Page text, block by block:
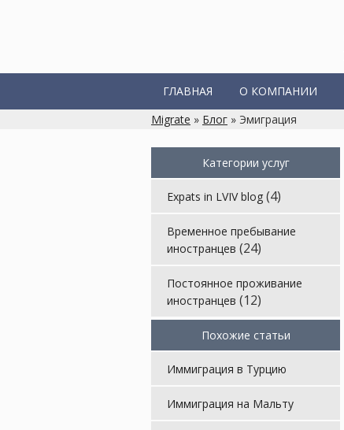
ГЛАВНАЯ О КОМПАНИИ
Migrate » Блог » Эмиграция
Категории услуг
Expats in LVIV blog (4)
Временное пребывание
иностранцев (24)
Постоянное проживание
иностранцев (12)
Похожие статьи
Иммиграция в Турцию
Иммиграция на Мальту